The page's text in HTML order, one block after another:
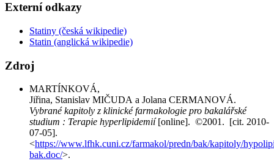
Externí odkazy
Statiny (česká wikipedie)
Statin (anglická wikipedie)
Zdroj
MARTÍNKOVÁ,
Jiřina, Stanislav MIČUDA a Jolana CERMANOVÁ.
Vybrané kapitoly z klinické farmakologie pro bakalářské
studium : Terapie hyperlipidemií[online]. ©2001. [cit. 2010-
07-05].
<https://www.lfhk.cuni.cz/farmakol/predn/bak/kapitoly/
bak.doc/>.